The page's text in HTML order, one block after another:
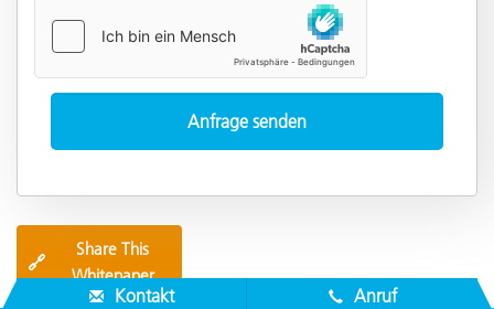
🔗
Share This
Whitepaper
Kontakt Anruf